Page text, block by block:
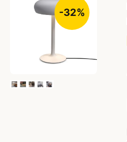
-32%